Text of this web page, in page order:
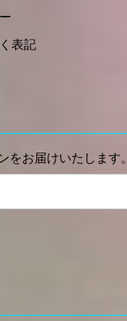
表記
をお届けいたします。